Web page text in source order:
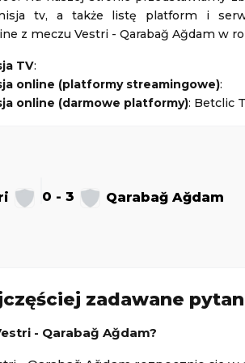
Radomiak
19:30 Aktualizacja:
tv, a także listę platform i
z meczu Vestri - Qarabağ Ağdam w
TV:
online (platformy streamingowe):
online (darmowe platformy): Betclic
0 - 3 Qarabağ Ağdam
zadawane
- Qarabağ Ağdam?